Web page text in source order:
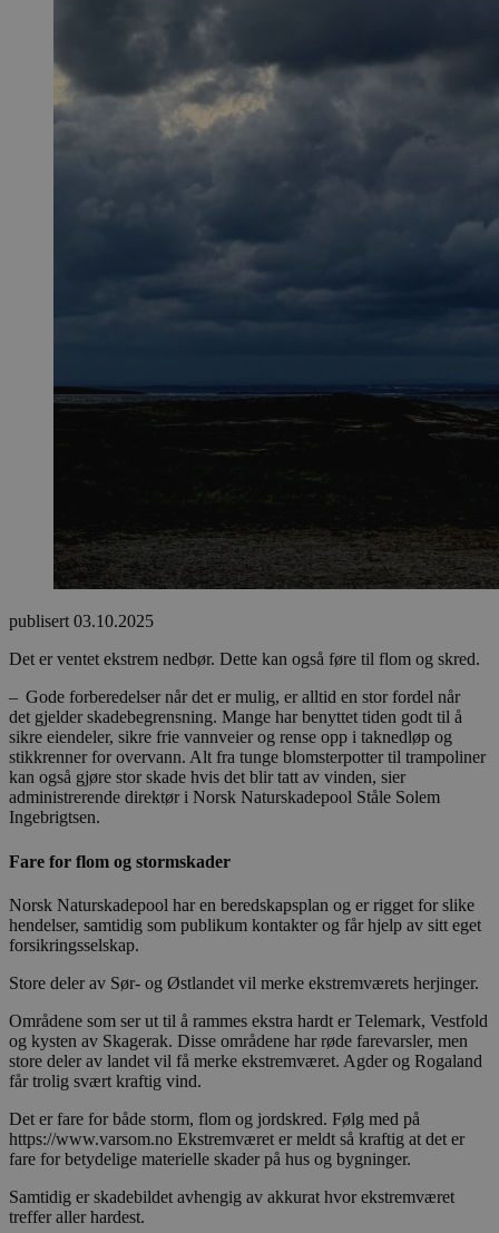
publisert03.10.2025
Det er ventet ekstrem nedbør. Dette kan også føre til flom og skred.
– Gode forberedelser når det er mulig, er alltid en stor fordel når
det gjelder skadebegrensning. Mange har benyttet tiden godt til å
sikre eiendeler, sikre frie vannveier og rense opp i taknedløp og
stikkrenner for overvann. Alt fra tunge blomsterpotter til trampoliner
kan også gjøre stor skade hvis det blir tatt av vinden, sier
administrerende direktør i Norsk Naturskadepool Ståle Solem
Ingebrigtsen.
Fare for flom og stormskader
Norsk Naturskadepool har en beredskapsplan og er rigget for slike
hendelser, samtidig som publikum kontakter og får hjelp av sitt eget
forsikringsselskap.
Store deler av Sør- og Østlandet vil merke ekstremværets herjinger.
Områdene som ser ut til å rammes ekstra hardt er Telemark, Vestfold
og kysten av Skagerak. Disse områdene har røde farevarsler, men
store deler av landet vil få merke ekstremværet. Agder og Rogaland
får trolig svært kraftig vind.
Det er fare for både storm, flom og jordskred. Følg med på
https://www.varsom.no Ekstremværet er meldt så kraftig at det er
fare for betydelige materielle skader på hus og bygninger.
Samtidig er skadebildet avhengig av akkurat hvor ekstremværet
treffer aller hardest.